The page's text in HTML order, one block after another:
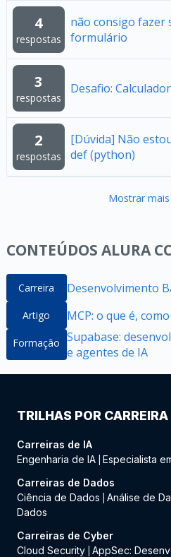
4
respostas
não consigo fazer
formulário
3
respostas
Desafio:
2
respostas
[Dúvida] Não
def (python)
Mostrar
CONTEÚDOS ALURA
Carreira Desenvolvimento
Artigo MCP: o que é,
Formação Supabase:
e agentes de IA
TRILHAS POR CARREIRA
Carreiras de IA
Engenharia de IA Especialista
Carreiras de Dados
Ciência de Dados
Análise de
Dados
Carreiras de Cyber
Cloud Security AppSec: